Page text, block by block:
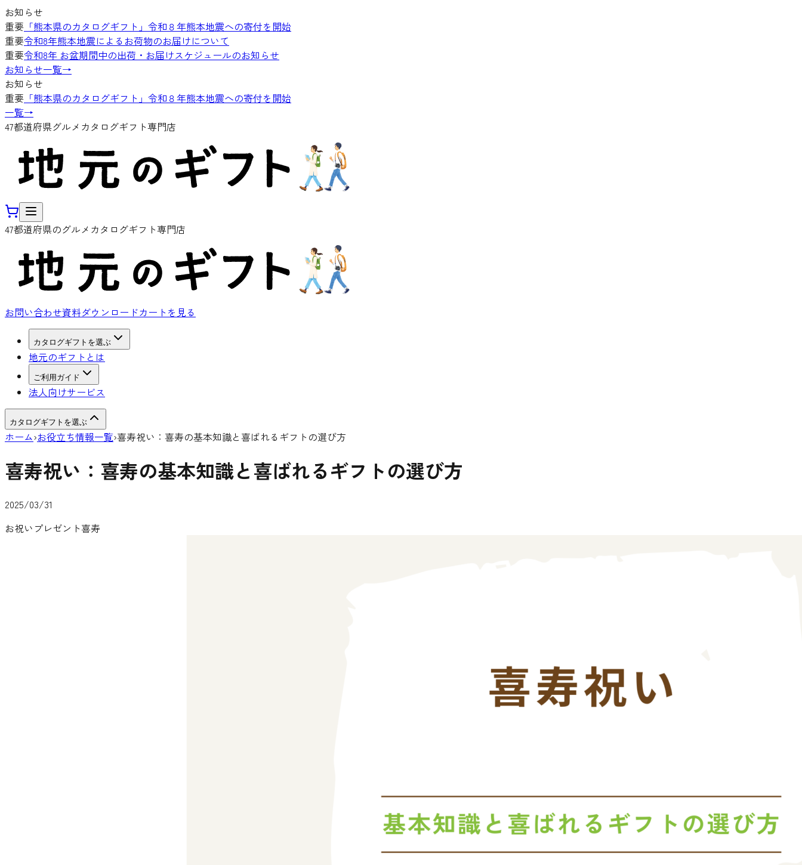
お知らせ
重要 「熊本県のカタログギフト」令和８年熊本地震への寄付を開始
重要令和8年熊本地震によるお荷物のお届けについて
重要令和8年 お盆期間中の出荷・お届けスケジュールのお知らせ
お知らせ一覧→
お知らせ
重要 「熊本県のカタログギフト」令和８年熊本地震への寄付を開始
一覧→
47都道府県グルメカタログギフト専門店
47都道府県のグルメカタログギフト専門店
お問い合わせ資料ダウンロードカートを見る
カタログギフトを選ぶ
地元のギフトとは
ご利用ガイド
法人向けサービス
カタログギフトを選ぶ
ホーム›お役立ち情報一覧›喜寿祝い：喜寿の基本知識と喜ばれるギフトの選び方
喜寿祝い：喜寿の基本知識と喜ばれるギフトの選び方
2025/03/31
お祝い プレゼント喜寿